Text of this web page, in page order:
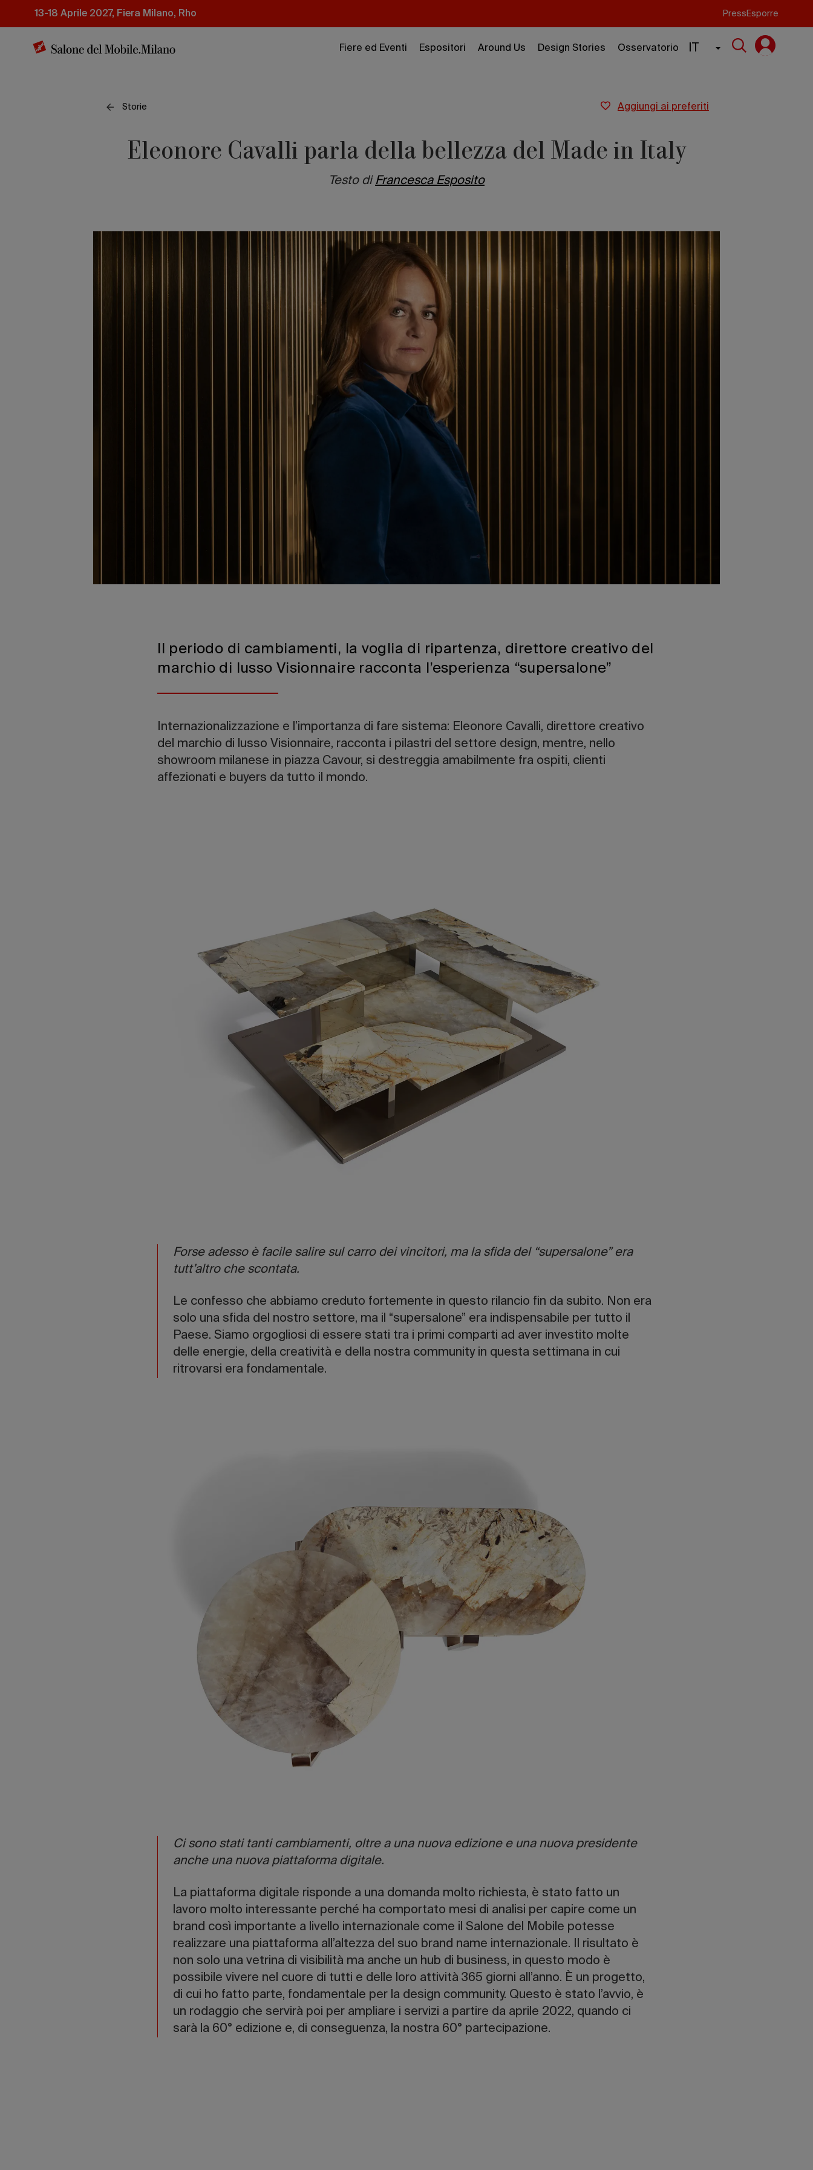
principale
13-18 Aprile 2027, Fiera Milano, Rho Press Esporre
Fiere ed Eventi Espositori Around Us Design Stories Osservatorio IT
Storie aggiungi ai preferiti
Eleonore Cavalli parla della bellezza del Made in Italy
Testo di Francesca Esposito
Il periodo di cambiamenti, la voglia di ripartenza, direttore creativo del
marchio di lusso Visionnaire racconta l’esperienza “supersalone”
Internazionalizzazione e l’importanza di fare sistema: Eleonore Cavalli, direttore creativo
del marchio di lusso Visionnaire, racconta i pilastri del settore design, mentre, nello
showroom milanese in piazza Cavour, si destreggia amabilmente fra ospiti, clienti
affezionati e buyers da tutto il mondo.
Forse adesso è facile salire sul carro dei vincitori, ma la sfida del “supersalone” era
tutt’altro che scontata.
Le confesso che abbiamo creduto fortemente in questo rilancio fin da subito. Non era
solo una sfida del nostro settore, ma il “supersalone” era indispensabile per tutto il
Paese. Siamo orgogliosi di essere stati tra i primi comparti ad aver investito molte
delle energie, della creatività e della nostra community in questa settimana in cui
ritrovarsi era fondamentale.
Ci sono stati tanti cambiamenti, oltre a una nuova edizione e una nuova presidente
anche una nuova piattaforma digitale.
La piattaforma digitale risponde a una domanda molto richiesta, è stato fatto un
lavoro molto interessante perché ha comportato mesi di analisi per capire come un
brand così importante a livello internazionale come il Salone del Mobile potesse
realizzare una piattaforma all’altezza del suo brand name internazionale. Il risultato è
non solo una vetrina di visibilità ma anche un hub di business, in questo modo è
possibile vivere nel cuore di tutti e delle loro attività 365 giorni all’anno. È un progetto,
di cui ho fatto parte, fondamentale per la design community. Questo è stato l’avvio, è
un rodaggio che servirà poi per ampliare i servizi a partire da aprile 2022, quando ci
sarà la 60° edizione e, di conseguenza, la nostra 60° partecipazione.